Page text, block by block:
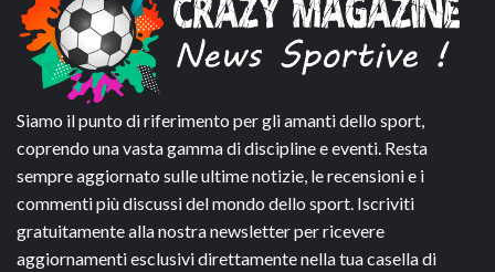
Siamo il punto di riferimento per gli amanti dello sport,
coprendo una vasta gamma di discipline e eventi. Resta
sempre aggiornato sulle ultime notizie, le recensioni e i
commenti più discussi del mondo dello sport. Iscriviti
gratuitamente alla nostra newsletter per ricevere
aggiornamenti esclusivi direttamente nella tua casella di